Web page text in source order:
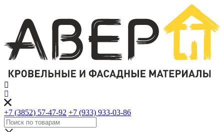
+7 (3852) 57-47-92 +7 (933) 933-03-86